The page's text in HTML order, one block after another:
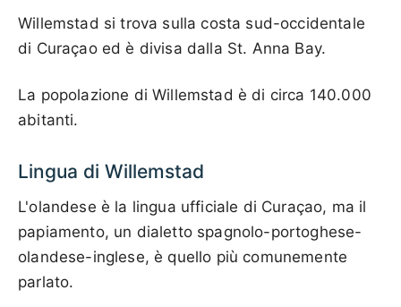
Willemstad si trova sulla costa sud-occidentale
di Curaçao ed è divisa dalla St. Anna Bay.
La popolazione di Willemstad è di circa 140.000
abitanti.
Lingua di Willemstad
L'olandese è la lingua ufficiale di Curaçao, ma il
papiamento, un dialetto spagnolo-portoghese-
olandese-inglese, è quello più comunemente
parlato.